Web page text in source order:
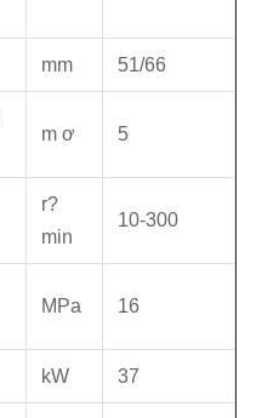
mm 51/66
m ơ 5
r?
min
10-300
MPa 16
kW 37